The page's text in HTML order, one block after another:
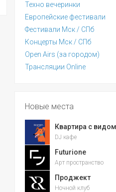
Техно вечеринки
Европейские фестивали
Фестивали Мск / СПб
Концерты Мск / СПб
Open Airs (за городом)
Трансляции Online
Новые места
Квартира с видом
DJ кафе
Futurione
Арт пространство
Проджект
Ночной клуб